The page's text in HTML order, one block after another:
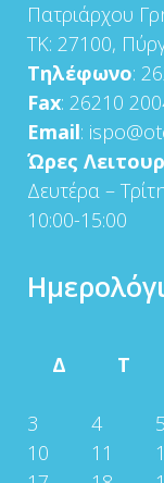
Πατριάρχου
ΤΚ: 27100,
Τηλέφωνο:
Fax: 26210
Email:
Ώρες
Δευτέρα –
10:00-15:00
Δ
Τ
3
4 5
10
11